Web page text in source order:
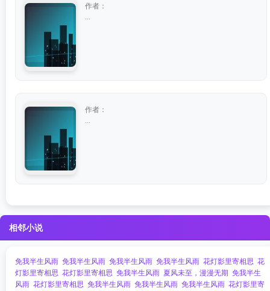
作者：
作者：
相邻小说
免我半生风雨 免我半生风雨 免我半生风雨 免我半生风雨 花灯影里寄相思 花
灯影里寄相思 花灯影里寄相思 免我半生风雨 夏风未至，漫漫无期 免我半生
风雨 花灯影里寄相思 免我半生风雨 免我半生风雨 免我半生风雨 花灯影里寄